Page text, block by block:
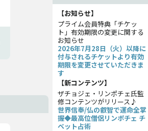
【お知らせ】
プライム会員特典「チケッ
ト」有効期限の変更に関する
お知らせ
2026年7月28日（火）以降に
付与されるチケットより有効
期限を変更させていただきま
す
【新コンテンツ】
ザチョジェ・リンポチェ氏監
修コンテンツがリリース♪
世界信奉/仏の叡智で運命全掌
握◆最高位僧侶リンポチェ チ
ベット占術